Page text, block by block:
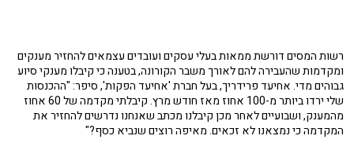
רשות המסים דורשת ממאות בעלי עסקים ועובדים עצמאים להחזיר מענקים
ומקדמות שהעבירה להם לאורך משבר הקורונה, בטענה כי קיבלו מענקי סיוע
גבוהים מדי. אחיעד פרידריך, בעל חברת 'אחיעד הפקות', סיפר: "ההכנסות
שלי ירדו ביותר מ-100 אחוז מאז חודש מרץ. קיבלתי מקדמה של 60 אחוז
מהמענק, ושבועיים לאחר מכן קיבלנו מכתב שאנחנו נדרשים להחזיר את
המקדמה כי נמצאנו לא זכאים. מאיפה רוצים שנביא כסף?"